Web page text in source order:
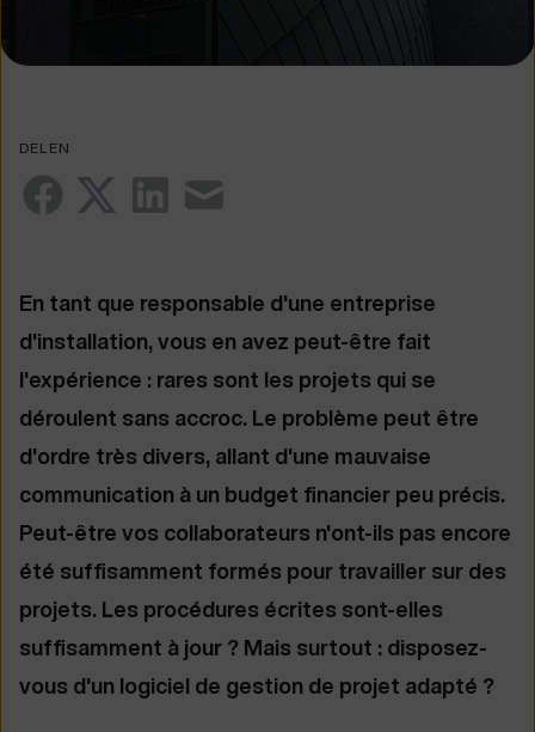
DELEN
En tant que responsable d'une entreprise
d'installation, vous en avez peut-être fait
l'expérience : rares sont les projets qui se
déroulent sans accroc. Le problème peut être
d'ordre très divers, allant d'une mauvaise
communication à un budget financier peu précis.
Peut-être vos collaborateurs n'ont-ils pas encore
été suffisamment formés pour travailler sur des
projets. Les procédures écrites sont-elles
suffisamment à jour ? Mais surtout : disposez-
vous d'un logiciel de gestion de projet adapté ?